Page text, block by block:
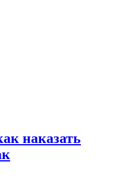
наказать